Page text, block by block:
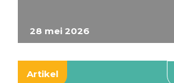
28 mei 2026
Artikel